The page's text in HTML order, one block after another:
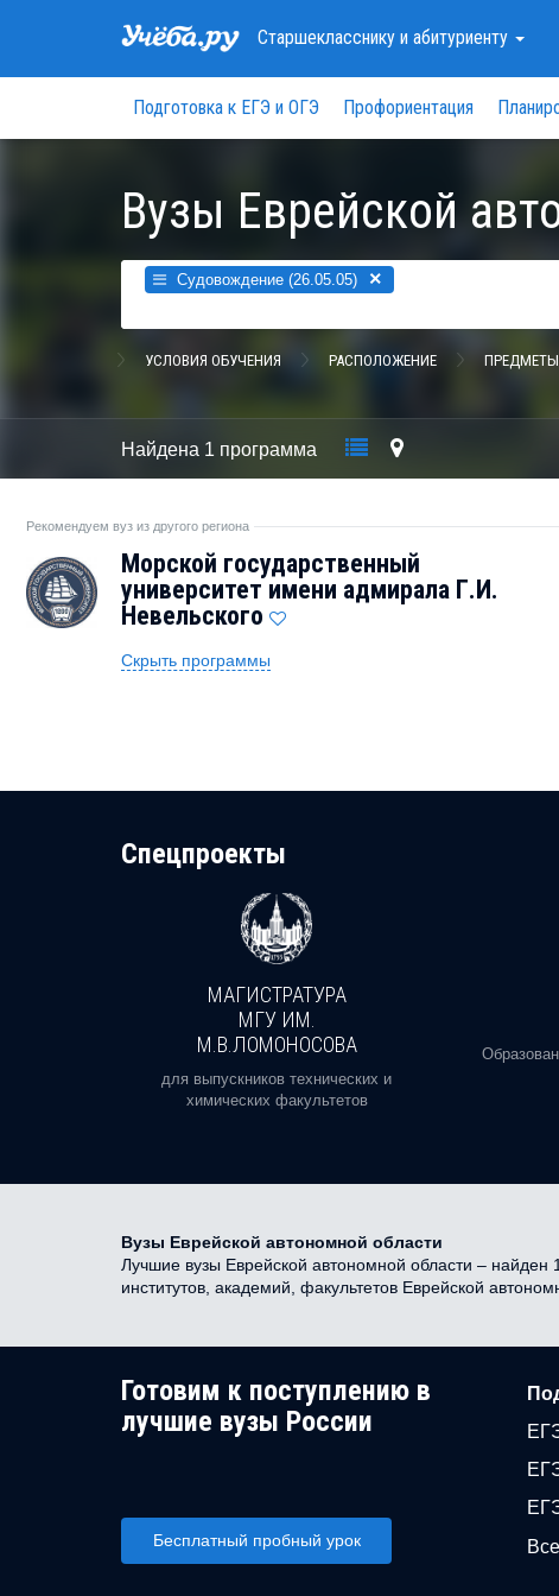
Старшеклассникуи абитуриенту
Подготовка к ЕГЭ и ОГЭ Профориентация
Вузы Еврейской
Судовождение (26.05.05) ×
УСЛОВИЯ ОБУЧЕНИЯ РАСПОЛОЖЕНИЕ ПРЕДМЕТЫ
Найдена 1 программа
Рекомендуем вуз из другого региона
Морской государственный
университет имени адмирала Г.И.
Невельского
Скрыть программы
Cпецпроекты
МАГИСТРАТУРА
МГУ ИМ.
М.В.ЛОМОНОСОВА
для выпускников технических и
химических факультетов
Вузы Еврейской автономной области
Лучшие вузы Еврейской автономной области – найден
институтов, академий, факультетов Еврейской
Готовим к поступлению в
лучшие вузы России
Бесплатный пробный урок